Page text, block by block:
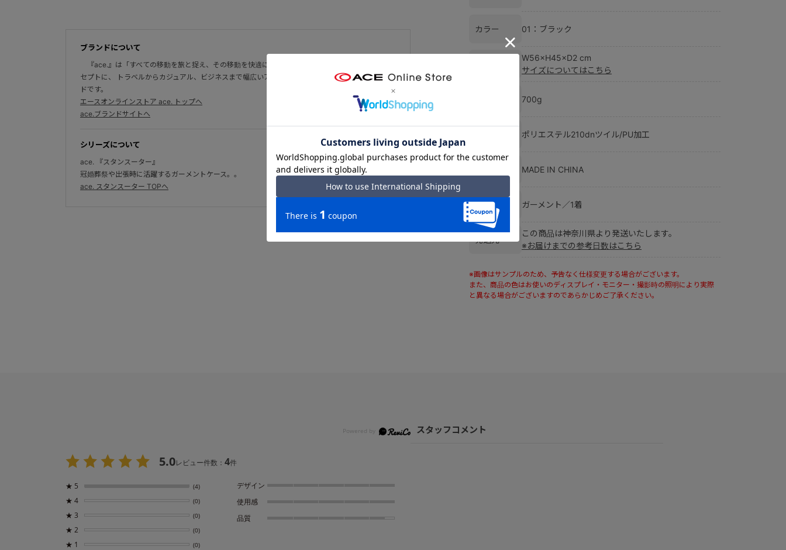
ブランドについて
『ace.』は「すべての移動を旅と捉え、その移動を快適にする最適なカタチを提供する。」をコン
セプトに、 トラベルからカジュアル、ビジネスまで幅広いアイテムを扱うバッグ＆ラゲージブラン
ドです。
エースオンラインストア ace. トップへ
ace.ブランドサイトへ
シリーズについて
ace. 『スタンスーター』
冠婚葬祭や出張時に活躍するガーメントケース。。
ace. スタンスーター TOPへ
発送元
この商品は神奈川県より発送いたします。
※お届けまでの参考日数はこちら
カラー 01：ブラック
W56×H45×D2 cm
サイズについてはこちら
700g
ポリエステル210dnツイル/PU加工
MADE IN CHINA
機能一覧 ガーメント／1着
※画像はサンプルのため、予告なく仕様変更する場合がございます。
また、商品の色はお使いのディスプレイ・モニター・撮影時の照明により実際
と異なる場合がございますのであらかじめご了承ください。
5.0レビュー件数： 4件
★ 5 (4)
★ 4 (0)
★ 3 (0)
★ 2 (0)
★ 1 (0)
デザイン
使用感
品質
スタッフコメント